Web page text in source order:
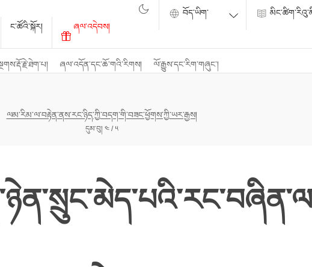
ཞལ་འདོན་དང་ཆོ་གའི་རིགས། ལོ་རྒྱུས་དང་རིག་གཞུང་།
ང་ཚོའི་སྐོར། ཞལ་འདེབས།
ལམ་རིམ་ལ་བརྟེན་ནས་རང་ཉིད་ཀྱི་བདག་གི་བཟང་ཕྱོགས་ཀྱི་ཡར་རྒྱས།
དུམ་བུ། ༤ / ༥